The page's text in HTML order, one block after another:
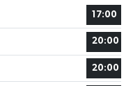
17:00
20:00
20:00